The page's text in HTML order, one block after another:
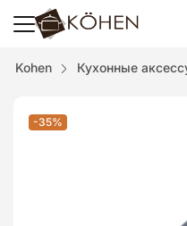
Kohen Кухонные
-35%